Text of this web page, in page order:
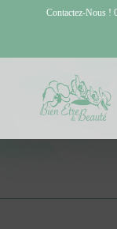
contenu
Contactez-Nous !